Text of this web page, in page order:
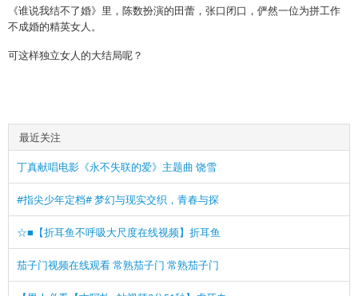
《谁说我结不了婚》里，陈数扮演的田蕾，张口闭口，俨然一位为拼工作
不成婚的精英女人。
可这样独立女人的大结局呢？
最近关注
丁真献唱电影《永不失联的爱》主题曲 饶雪
#指尖少年定档# 梦幻与现实交织，青春与探
☆■【折耳鱼不呼吸大尺度在线视频】折耳鱼
茄子门视频在线观看 常熟茄子门 常熟茄子门